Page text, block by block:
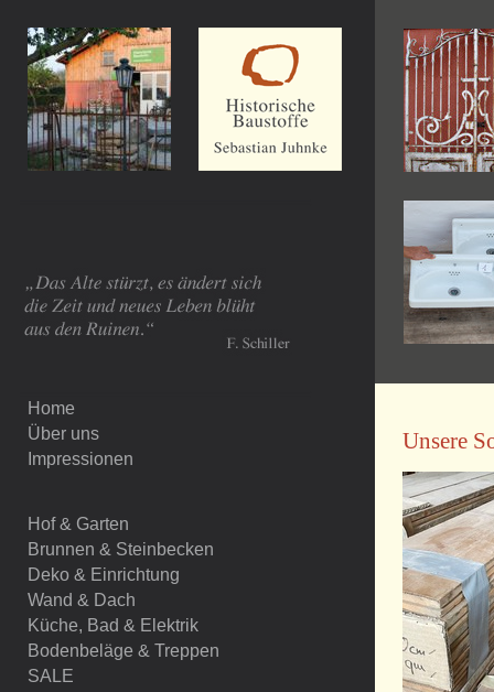
Home
Über uns
Impressionen
Hof & Garten
Brunnen & Steinbecken
Deko & Einrichtung
Wand & Dach
Küche, Bad & Elektrik
Bodenbeläge & Treppen
SALE
Unsere